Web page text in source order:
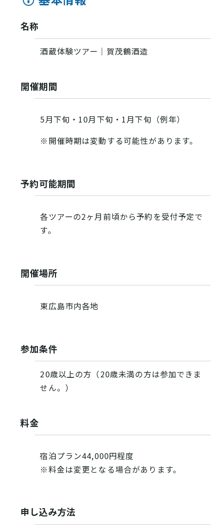
名称
酒蔵体験ツアー｜賀茂鶴酒造
開催期間
5月下旬・10月下旬・1月下旬（例年）
※開催時期は変動する可能性があります。
予約可能期間
各ツアーの2ヶ月前頃から予約を受付予定で
す。
開催場所
東広島市内各地
参加条件
20歳以上の方（20歳未満の方は参加できま
せん。）
料金
宿泊プラン44,000円程度
※料金は変更となる場合があります。
申し込み方法
(English site)
サイトポリシー